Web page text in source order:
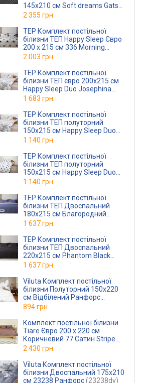
145x210 см Soft dreams Gatsby
Ранфорс
2 355 грн.
TEP Комплект постільної
білизни ТЕП Happy Sleep Євро
200 x 215 см 336 Morning
Ранфорс
2 003 грн.
TEP Комплект постільної
білизни ТЕП євро 200x215 см
Happy Sleep Duo Josephina
Ранфорс
1 683 грн.
TEP Комплект постільної
білизни ТЕП полуторний
150x215 см Happy Sleep Duo
Josephina Ранфорс
(2-0400826622)
1 140 грн.
TEP Комплект постільної
білизни ТЕП полуторний
150x215 см Happy Sleep Duo
Morning Star Ранфорс
(2-0400826624)
1 140 грн.
TEP Комплект постільної
білизни ТЕП Двоспальний
180х215 см Благородний
сапфір Бавовняна бязь
1 637 грн.
TEP Комплект постільної
білизни ТЕП Двоспальний
220x215 см Phantom Black
(2-0169129197)
1 637 грн.
Viluta Комплект постільної
білизни Полуторний 150x220
см Відбілений Ранфорс
(rfrswhitepl)
894 грн.
Комплект постільної білизни
Tiare Євро 200 x 220 см
Коричневий 77 Сатин Stripe
(77Stripeev)
2 430 грн.
Viluta Комплект постільної
білизни Двоспальний 175x210
см 23238 Ранфорс(23238dv)